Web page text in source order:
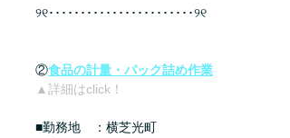
୨୧･･･････････････････････୨୧
②食品の計量・パック詰め作業
▲詳細はclick！
■勤務地　：横芝光町